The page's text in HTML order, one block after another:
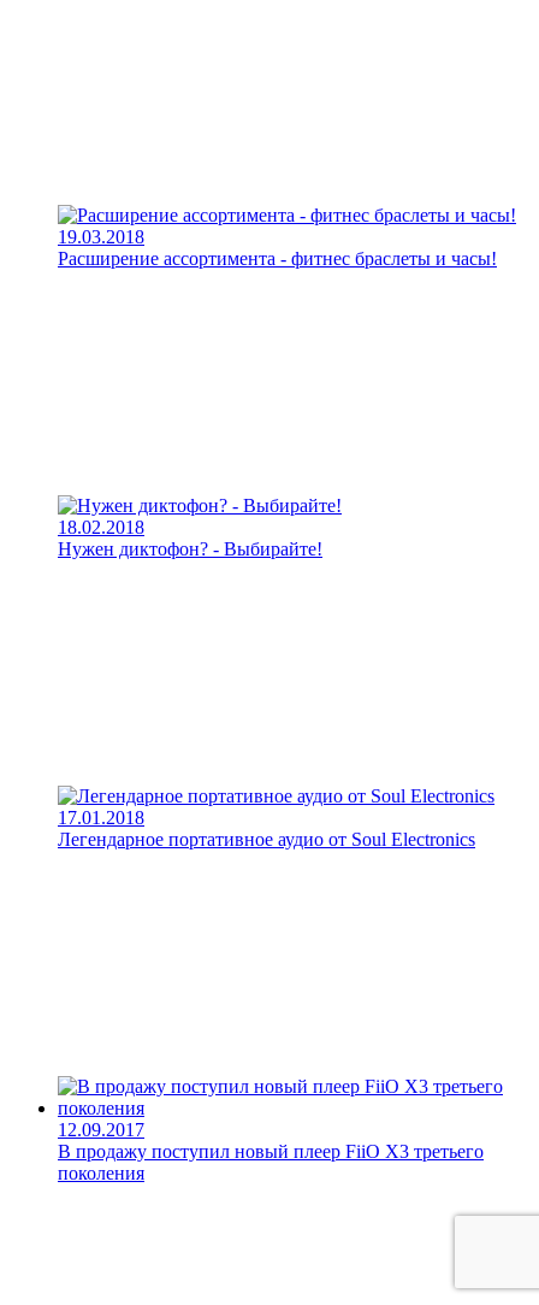
19.03.2018
Расширение ассортимента - фитнес браслеты и часы!
18.02.2018
Нужен диктофон? - Выбирайте!
17.01.2018
Легендарное портативное аудио от Soul Electronics
12.09.2017
В продажу поступил новый плеер FiiO X3 третьего
поколения